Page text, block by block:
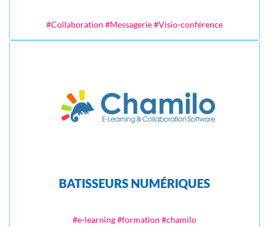
#Collaboration #Messagerie #Visio-conférence
BATISSEURS NUMÉRIQUES
#e-learning #formation #chamilo